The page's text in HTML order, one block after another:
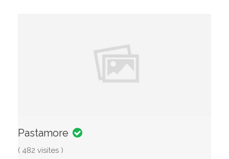
Pastamore
( 482 visites )